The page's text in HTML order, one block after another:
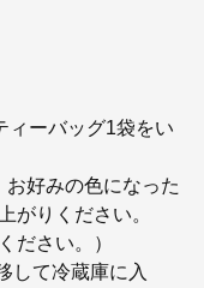
ィーバッグ1袋をい
好みの色になった
がりください。
ださい。）
して冷蔵庫に入